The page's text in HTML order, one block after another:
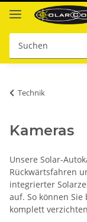
Technik
Kameras
Unsere Solar-
Rückwärtsfahren
integrierter
auf. So können
komplett